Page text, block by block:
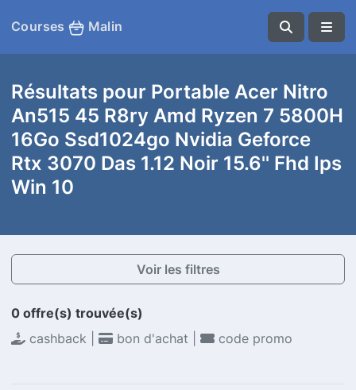
Courses Malin
Résultats pour Portable Acer Nitro
An515 45 R8ry Amd Ryzen 7 5800H
16Go Ssd1024go Nvidia Geforce
Rtx 3070 Das 1.12 Noir 15.6'' Fhd Ips
Win 10
Voir les filtres
0 offre(s) trouvée(s)
cashback |
bon d'achat | code promo